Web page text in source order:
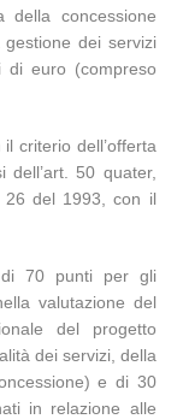
della concessione
dei servizi
di euro (compreso
criterio dell’offerta
dell’art. 50 quater,
26 del 1993, con il
di 70 punti per gli
valutazione del
del progetto
dei servizi, della
e di 30
in relazione alle